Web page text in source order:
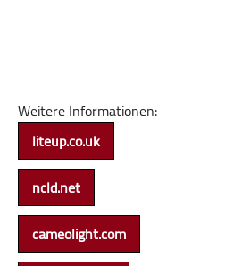
Weitere Informationen:
liteup.co.uk
ncld.net
cameolight.com